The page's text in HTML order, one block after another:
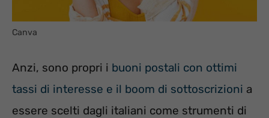
Canva
Anzi, sono propri i buoni postali con ottimi
tassi di interesse e il boom di sottoscrizioni a
essere scelti dagli italiani come strumenti di